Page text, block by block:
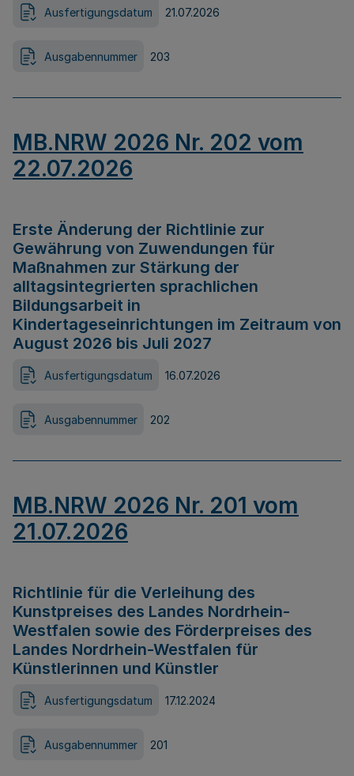
Ausfertigungsdatum 21.07.2026
Ausgabennummer 203
MB.NRW 2026 Nr. 202 vom
22.07.2026
Erste Änderung der Richtlinie zur
Gewährung von Zuwendungen für
Maßnahmen zur Stärkung der
alltagsintegrierten sprachlichen
Bildungsarbeit in
Kindertageseinrichtungen im Zeitraum von
August 2026 bis Juli 2027
Ausfertigungsdatum 16.07.2026
Ausgabennummer 202
MB.NRW 2026 Nr. 201 vom
21.07.2026
Richtlinie für die Verleihung des
Kunstpreises des Landes Nordrhein-
Westfalen sowie des Förderpreises des
Landes Nordrhein-Westfalen für
Künstlerinnen und Künstler
Ausfertigungsdatum 17.12.2024
Ausgabennummer 201